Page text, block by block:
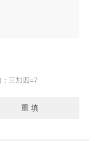
三加四=7